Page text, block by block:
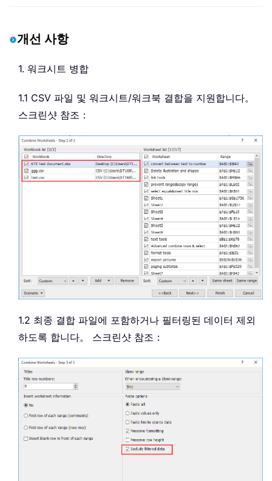
개선 사항
1. 워크시트 병합
1.1 CSV 파일 및 워크시트/워크북 결합을 지원합니다。
스크린샷 참조：
1.2 최종 결합 파일에 포함하거나 필터링된 데이터 제외
하도록 합니다。 스크린샷 참조：